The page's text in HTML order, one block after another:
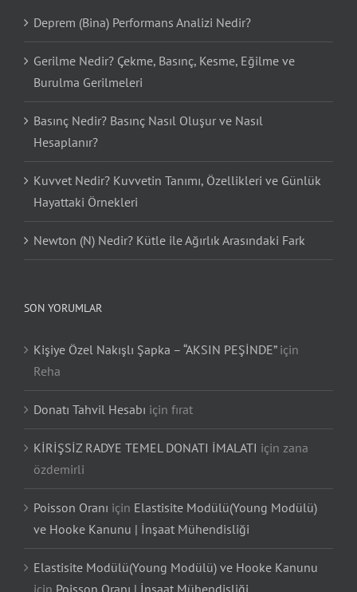
Deprem (Bina) Performans Analizi Nedir?
Gerilme Nedir? Çekme, Basınç, Kesme, Eğilme ve
Burulma Gerilmeleri
Basınç Nedir? Basınç Nasıl Oluşur ve Nasıl
Hesaplanır?
Kuvvet Nedir? Kuvvetin Tanımı, Özellikleri ve Günlük
Hayattaki Örnekleri
Newton (N) Nedir? Kütle ile Ağırlık Arasındaki Fark
SON YORUMLAR
Kişiye Özel Nakışlı Şapka – “AKSIN PEŞİNDE”için
Reha
Donatı Tahvil Hesabı için fırat
KİRİŞSİZ RADYE TEMEL DONATI İMALATI için zana
özdemirli
Poisson Oranı için Elastisite Modülü(Young Modülü)
ve Hooke Kanunu | İnşaat Mühendisliği
Elastisite Modülü(Young Modülü) ve Hooke Kanunu